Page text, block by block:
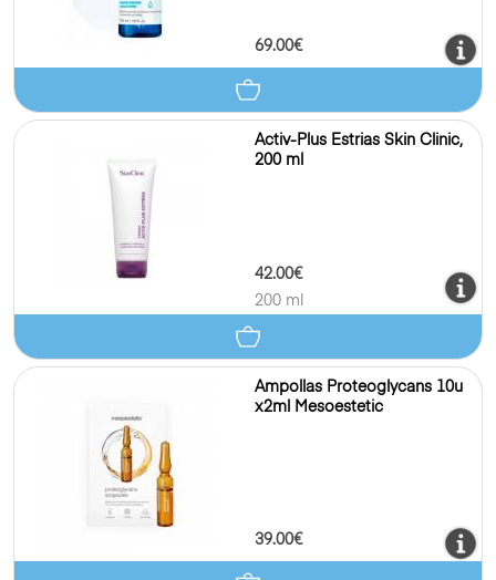
69.00€
Activ-Plus Estrias Skin Clinic,
200 ml
42.00€
200 ml
Ampollas Proteoglycans 10u
x2ml Mesoestetic
39.00€